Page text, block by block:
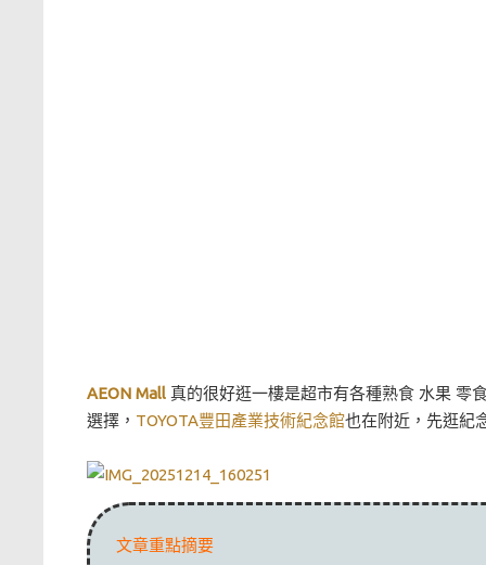
AEON Mall 真的很好逛一樓是超市有各種熟食 水果 零
選擇， TOYOTA豐田產業技術紀念館也在附近，先逛
文章重點摘要